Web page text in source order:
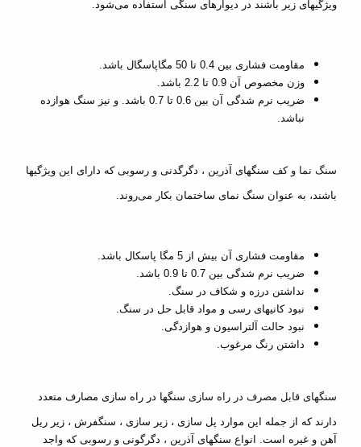
ویژگیهای زیر باشند در دیوارهای سنگی استفاده می‌شود.
مقاومت فشاری بین 0.4 تا 50 مگاپاسگال باشد.
وزن مخصوص آن 0.9 تا 2.2 باشد.
ضریب نرم شدگی آن بین 0.6 تا 0.7 باشد. و نیز سنگ هوازده
نباشد.
سنگ نما و کف سنگهای آذرین ، دگرگدنی و رسوبی که دارای این ویژگیها
باشند، به عنوان سنگ نمای ساختمان بکار می‌روند.
مقاومت فشاری آن بیش از 5 مگا پاسکال باشد.
ضریب نرم شدگی بین 0.7 تا 0.9 باشد.
نداشتن درزه و شکاف در سنگ.
نبود کانیهای رسی و مواد قابل حل در سنگ.
نبود حالت آلتراسیون و هوازدگی.
داشتن رنگ مرغوب.
سنگهای قابل مصرف در راه سازی سنگها در راه سازی مصارف متعدد
دارند که از جمله این موارد پل سازی ، زیر سازی ، سنگفرش ، زیر ریل
آهن و غیره است. انواع سنگهای آذرین ، دگرگونی و رسوبی که واجد